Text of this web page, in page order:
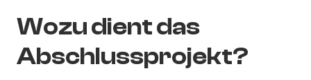
Wozu dient das
Abschlussprojekt?